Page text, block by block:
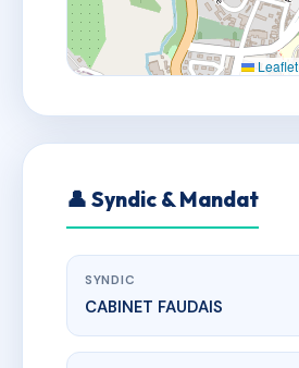
Leaflet
👤 Syndic & Mandat
SYNDIC
CABINET FAUDAIS